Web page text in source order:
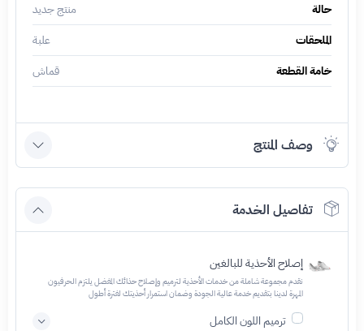
حالة
منتج جديد
الملحقات
علبة
خامة القطعة
قماش
وصف المنتج
تفاصيل الخدمة
إصلاح الأحذية للبالغين
نقدم مجموعة شاملة من خدمات الأحذية لترميم وإصلاح حذائك المفضل يلتزم الحرفيون
المهرة لدينا بتقديم خدمة عالية الجودة وضمان استمرار أحذيتك لفترة أطول
ترميم اللون الكامل